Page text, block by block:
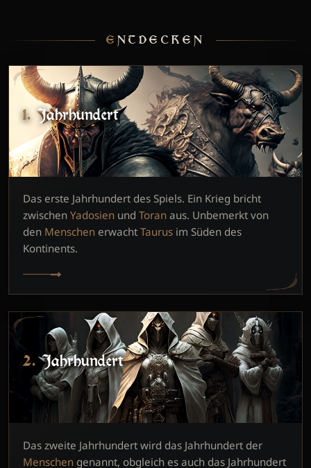
ENTDECKEN
1. Jahrhundert
Das erste Jahrhundert des Spiels. Ein Krieg bricht
zwischen Yadosien und Toran aus. Unbemerkt von
den Menschen erwacht Taurus im Süden des
Kontinents.
2. Jahrhundert
Das zweite Jahrhundert wird das Jahrhundert der
Menschen genannt, obgleich es auch das Jahrhundert